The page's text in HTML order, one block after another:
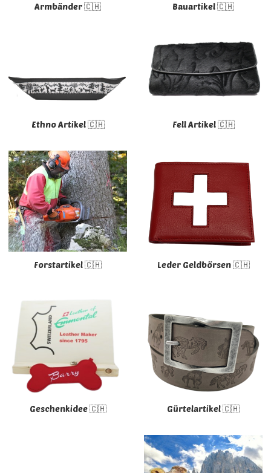
Armbänder 🇨🇭 Bauartikel 🇨🇭
Ethno Artikel 🇨🇭 Fell Artikel 🇨🇭
Forstartikel 🇨🇭 Leder Geldbörsen 🇨🇭
Geschenkidee 🇨🇭 Gürtelartikel 🇨🇭